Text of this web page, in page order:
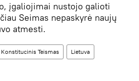
įgaliojimai nustojo galioti
Seimas nepaskyrė naujų
atmesti.
Konstitucinis Teismas Lietuva